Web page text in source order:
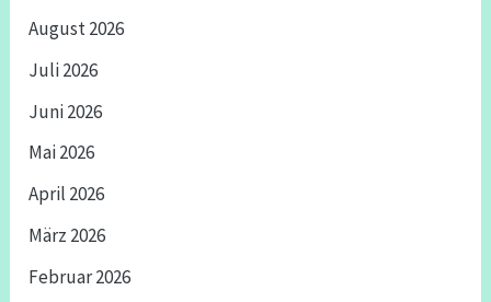
August 2026
Juli 2026
Juni 2026
Mai 2026
April 2026
März 2026
Februar 2026